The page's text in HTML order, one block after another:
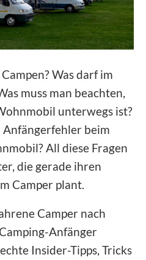
Was darf im
muss man beachten,
unterwegs ist?
Anfängerfehler beim
All diese Fragen
die gerade ihren
Camper plant.
Camper nach
Anfänger
Insider-Tipps, Tricks